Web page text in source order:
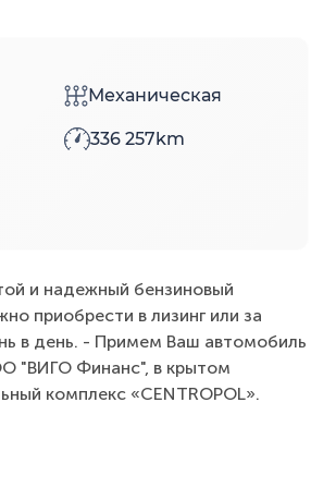
Механическая
336 257km
и надежный бензиновый
приобрести в лизинг или за
в день. - Примем Ваш автомобиль
"ВИГО Финанс", в крытом
комплекс «CENTROPOL».